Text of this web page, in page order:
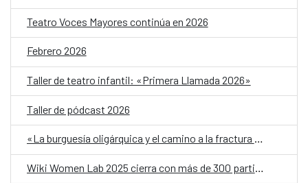
Teatro Voces Mayores continúa en 2026
Febrero 2026
Taller de teatro infantil: «Primera Llamada 2026»
Taller de pódcast 2026
«La burguesía oligárquica y el camino a la fractura social en El Salvador 1890-1931»